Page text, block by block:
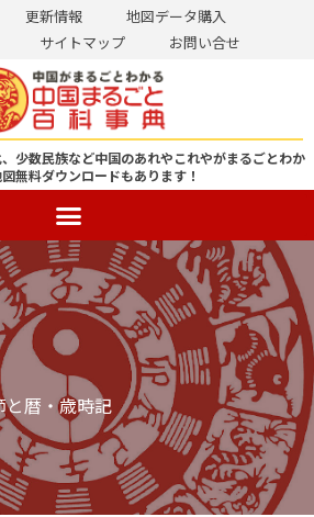
更新情報
地図データ購入
サイトマップ お問い合せ
少数民族など中国のあれやこれやがまるごとわか
無料ダウンロードもあります！
と暦・歳時記